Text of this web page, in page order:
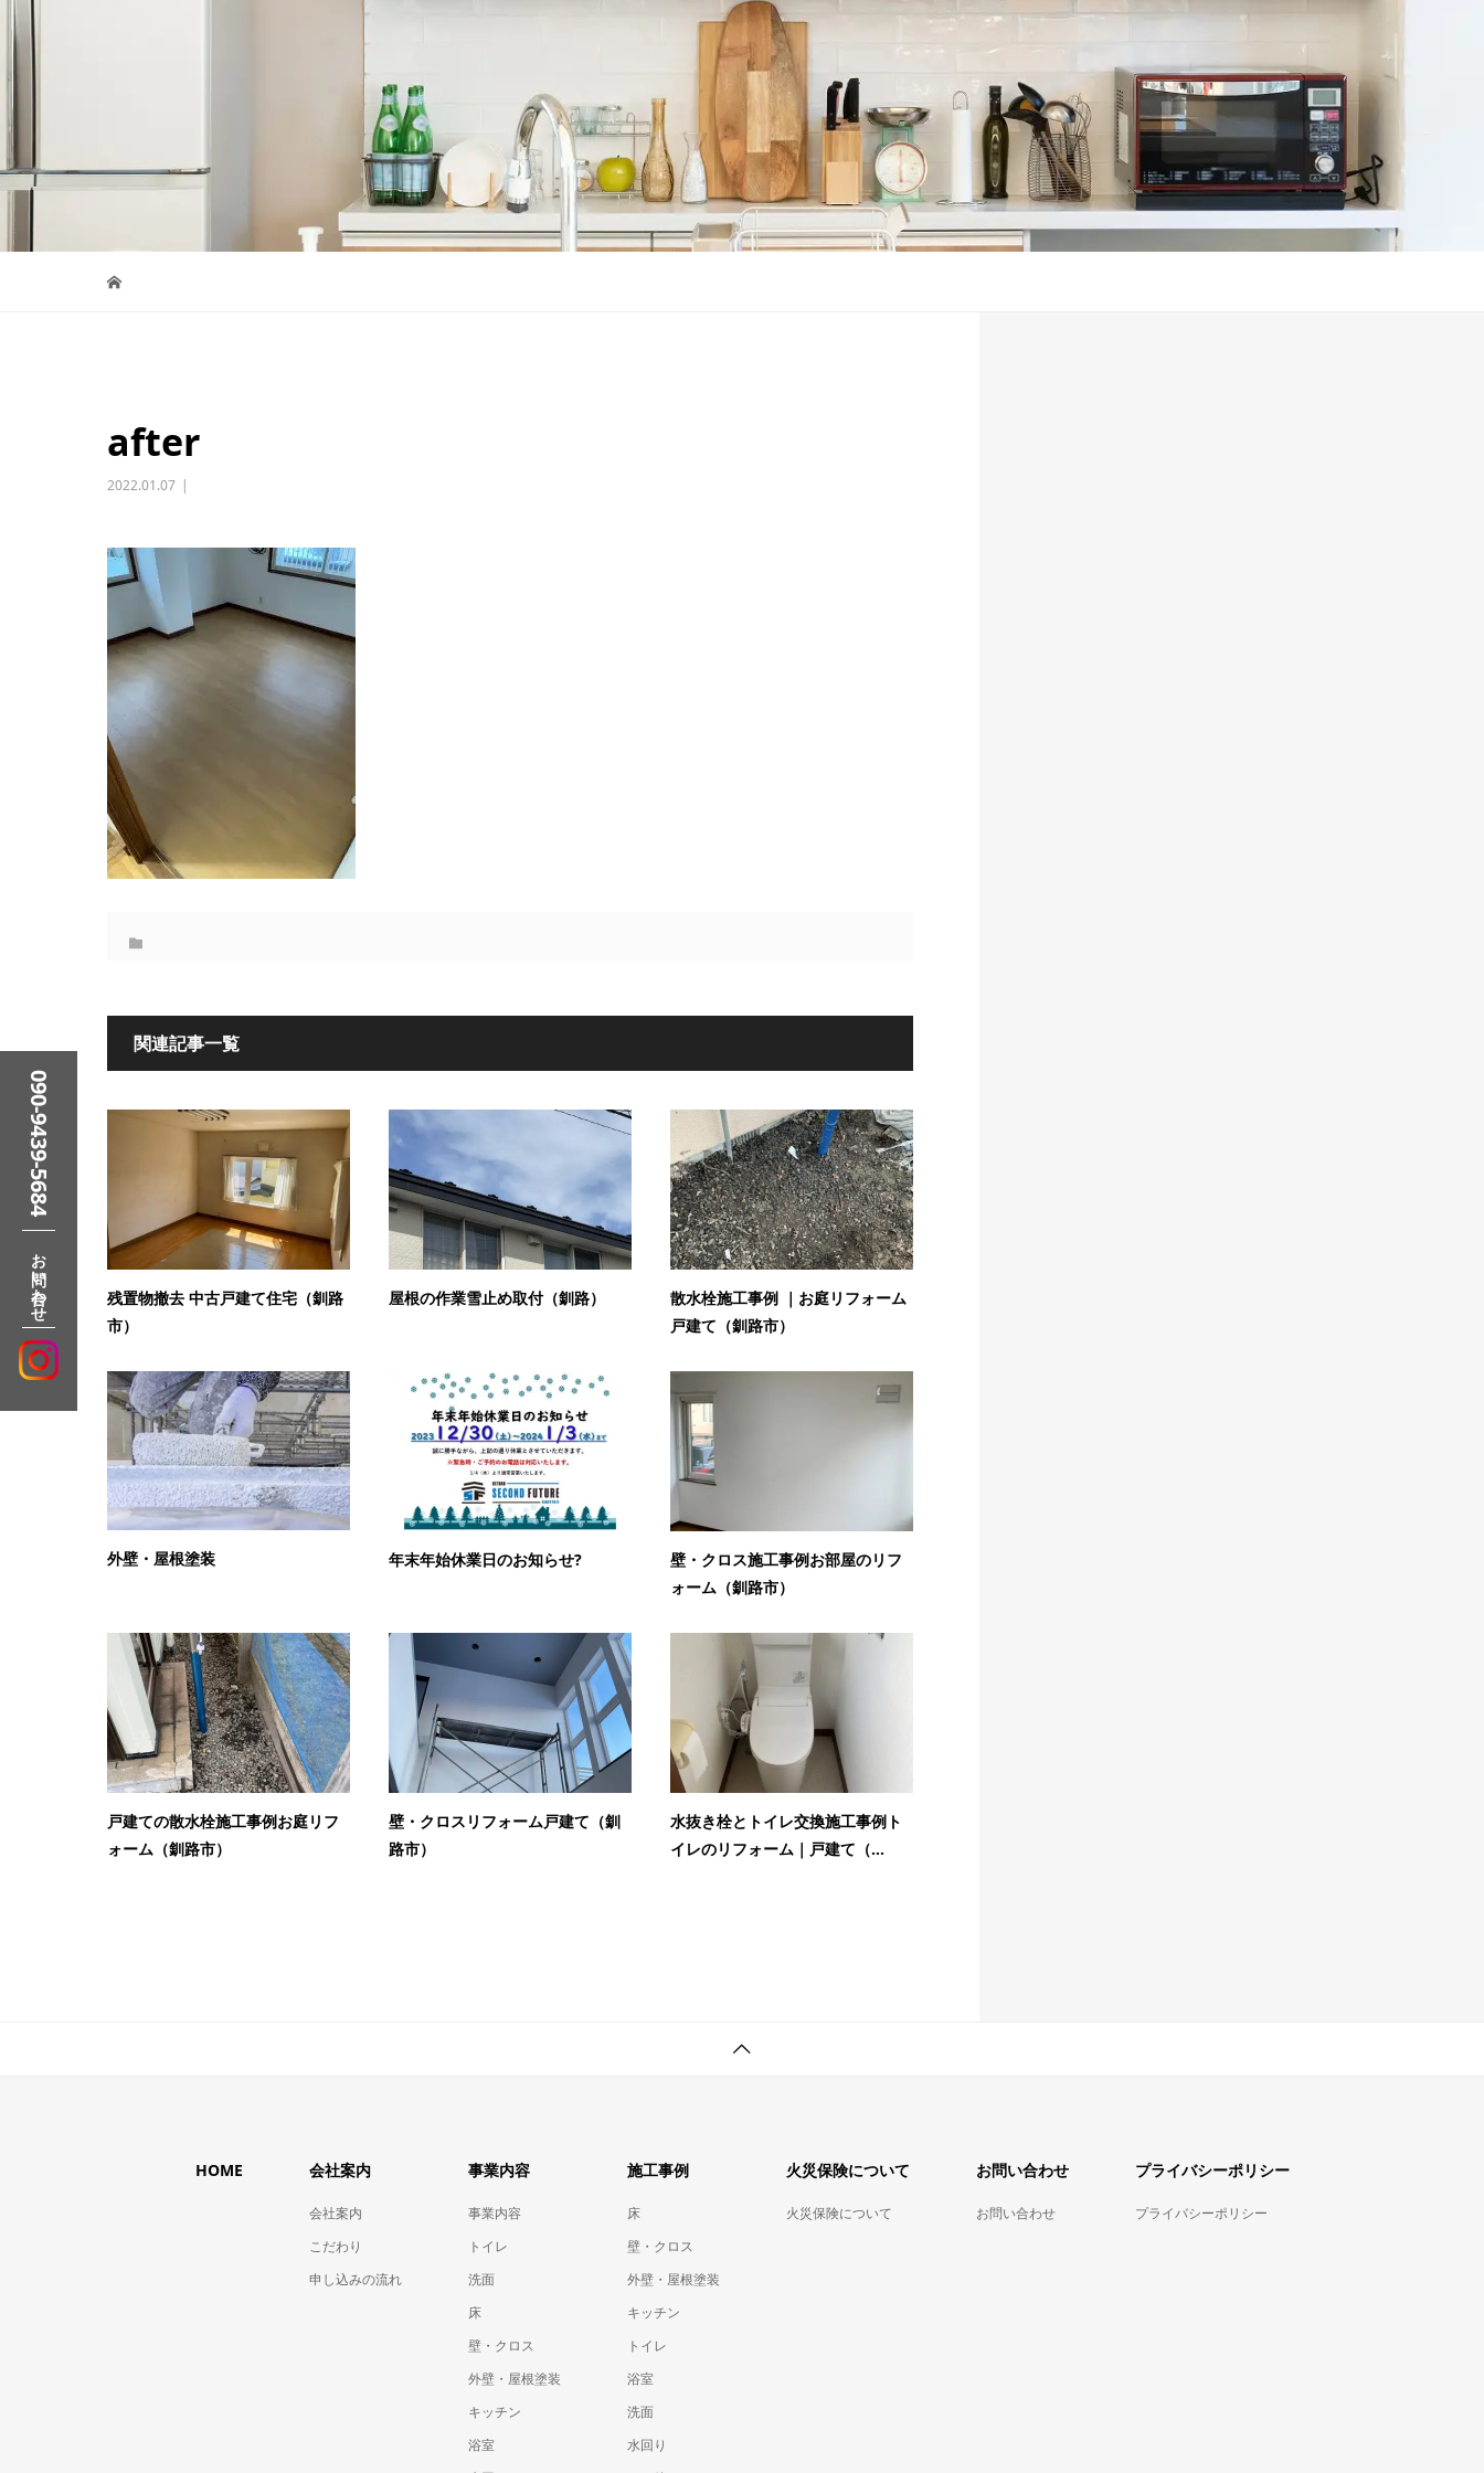
after
2022.01.07
関連記事一覧
残置物撤去 中古戸建て住宅（釧路
市）
屋根の作業雪止め取付（釧路）
散水栓施工事例 ｜お庭リフォーム
戸建て（釧路市）
外壁・屋根塗装 年末年始休業日のお知らせ?
壁・クロス施工事例お部屋のリフ
ォーム（釧路市）
戸建ての散水栓施工事例お庭リフ
ォーム（釧路市）
壁・クロスリフォーム戸建て（釧
路市）
水抜き栓とトイレ交換施工事例ト
イレのリフォーム｜戸建て（...
HOME 会社案内
会社案内
こだわり
申し込みの流れ
事業内容
事業内容
トイレ
洗面
床
壁・クロス
外壁・屋根塗装
キッチン
浴室
施工事例
床
壁・クロス
外壁・屋根塗装
キッチン
トイレ
浴室
洗面
水回り
火災保険について
火災保険について
お問い合わせ
お問い合わせ
プライバシーポリシー
プライバシーポリシー
090-9439-5684
お問い合わせ